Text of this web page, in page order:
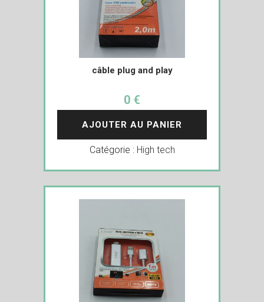
câble plug and play
0 €
AJOUTER AU PANIER
Catégorie : High tech